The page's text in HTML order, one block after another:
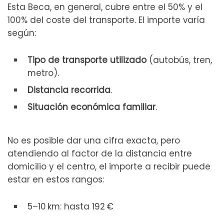
Esta Beca, en general, cubre entre el 50% y el
100% del coste del transporte. El importe varía
según:
Tipo de transporte utilizado(autobús, tren,
metro).
Distancia recorrida.
Situación económica familiar.
No es posible dar una cifra exacta, pero
atendiendo al factor de la distancia entre
domicilio y el centro, el importe a recibir puede
estar en estos rangos:
5–10 km: hasta 192 €